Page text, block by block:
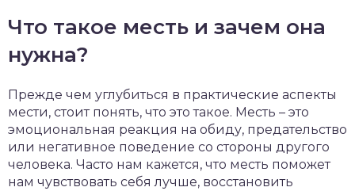
Что такое месть и зачем она
нужна?
Прежде чем углубиться в практические аспекты
мести, стоит понять, что это такое. Месть – это
эмоциональная реакция на обиду, предательство
или негативное поведение со стороны другого
человека. Часто нам кажется, что месть поможет
нам чувствовать себя лучше, восстановить